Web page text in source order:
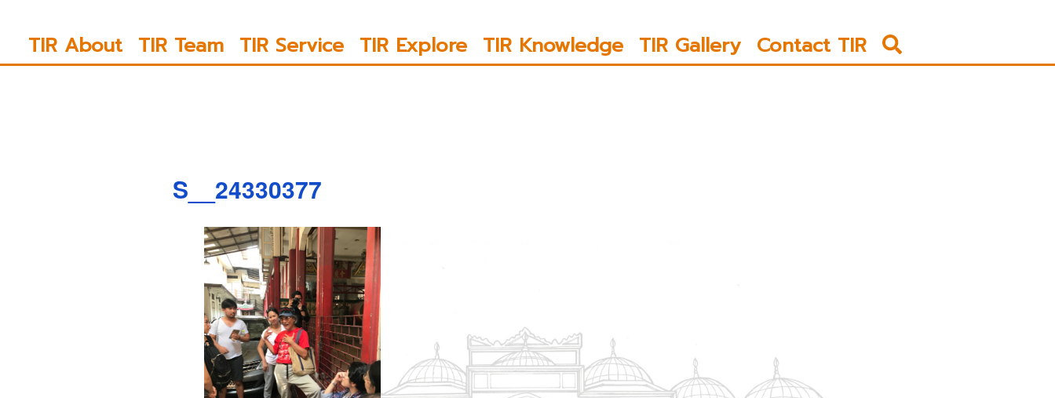
TIR About TIR Team TIR Service TIR Explore TIR Knowledge TIR Gallery Contact TIR
S__24330377